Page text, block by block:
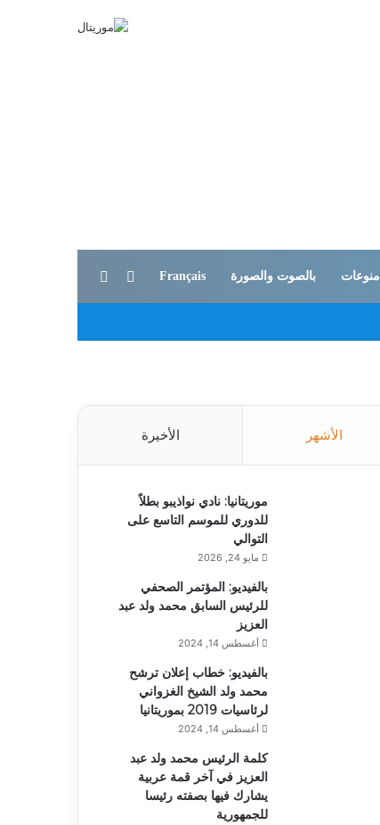
منوعات بالصوت والصورة Français الوضع المظلم
الأشهر الأخيرة
موريتانيا: نادي نواذيبو بطلاً
للدوري للموسم التاسع على
التوالي
مايو 24, 2026
بالفيديو: المؤتمر الصحفي
للرئيس السابق محمد ولد عبد
العزيز
أغسطس 14, 2024
بالفيديو: خطاب إعلان ترشح
محمد ولد الشيخ الغزواني
لرئاسيات 2019 بموريتانيا
أغسطس 14, 2024
كلمة الرئيس محمد ولد عبد
العزيز في آخر قمة عربية
يشارك فيها بصفته رئيسا
للجمهورية